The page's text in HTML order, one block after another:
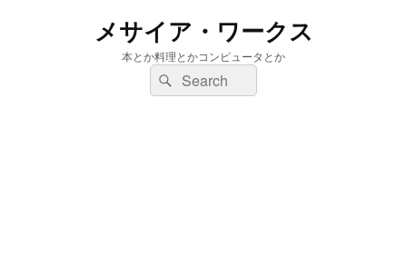
メサイア・ワークス
本とか料理とかコンピュータとか
検
索:
検
索